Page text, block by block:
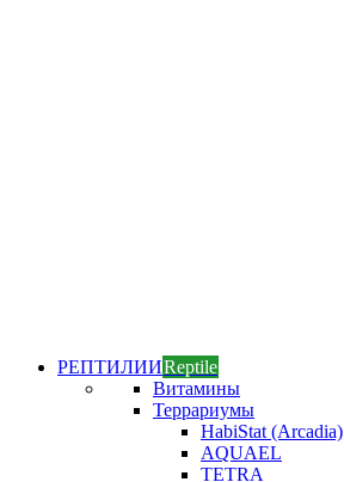
РЕПТИЛИИReptile
Витамины
Террариумы
HabiStat (Arcadia)
AQUAEL
TETRA